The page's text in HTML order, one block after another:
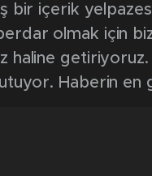
bir içerik
olmak için
haline getiriyoruz.
tutuyor. Haberin